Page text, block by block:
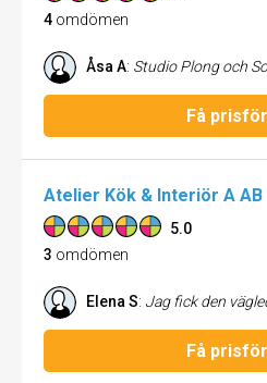
4 omdömen
Åsa A: Studio Plong och Sofia hjälpte mig med både kök och badrum. Professionell, lyhörd och mkt
Få
Atelier Kök & Interiör A AB
5.0
3 omdömen
Elena S: Jag fick den vägledning jag behövde för att göra de designval som resulterade i ett vackert och
Få